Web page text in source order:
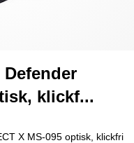
klickf...
X MS-095 optisk, klickfri